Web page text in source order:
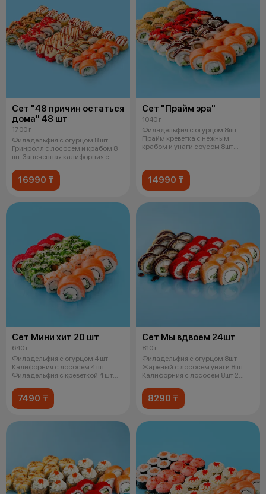
Сет "48 причин остаться
дома" 48 шт
1700 г
Филадельфия с огурцом 8 шт.
Гринролл с лососем и крабом 8
шт. Запеченная калифорния с
16990 ₸
Сет "Прайм эра"
1040 г
Филадельфия с огурцом 8шт
Прайм креветка с нежным
крабом и унаги соусом 8шт
14990 ₸
Сет Мини хит 20 шт
640 г
Филадельфия с огурцом 4 шт
Калифорния с лососем 4 шт
Филадельфия с креветкой 4 шт
7490 ₸
Сет Мы вдвоем 24шт
810 г
Филадельфия с огурцом 8шт
Жареный с лососем унаги 8шт
Калифорния с лососем 8шт 2
8290 ₸